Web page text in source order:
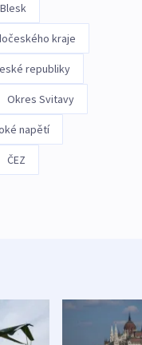
Blesk
kraje
republiky
Okres Svitavy
napětí
ČEZ